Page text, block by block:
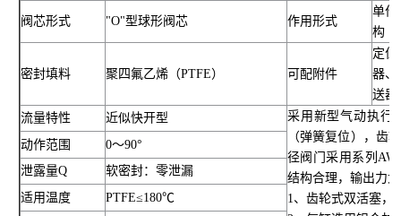
阀芯形式 "O"型球形阀芯 作用形式
单作
构
密封填料 聚四氟乙烯（PTFE） 可配附件
定
器、
送器
流量特性
近似快开型
采用新型气动执行
（弹簧复位），齿
径阀门采用系列
结构合理，输出力
1、齿轮式双活塞，
动作范围
0～90°
泄露量Q
软密封：零泄漏
适用温度
PTFE≤180℃